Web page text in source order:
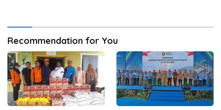
Recommendation for You